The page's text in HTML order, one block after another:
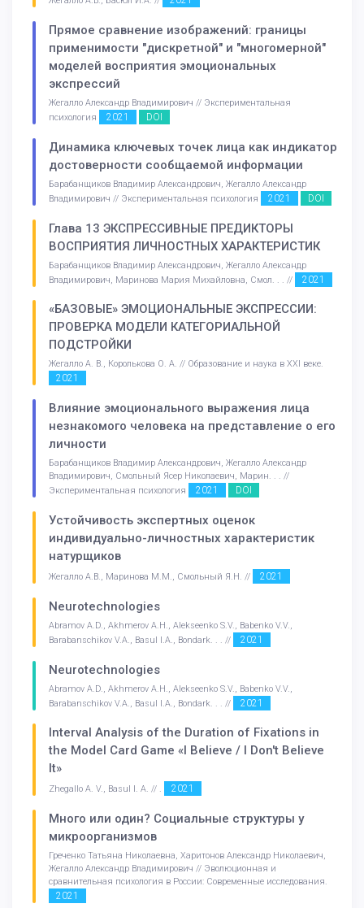
Прямое сравнение изображений: границы
применимости "дискретной" и "многомерной"
моделей восприятия эмоциональных
экспрессий
Жегалло Александр Владимирович // Экспериментальная
психология
2021 DOI
Динамика ключевых точек лица как индикатор
достоверности сообщаемой информации
Барабанщиков Владимир Александрович, Жегалло Александр
Владимирович // Экспериментальная психология
2021 DOI
Глава 13 ЭКСПРЕССИВНЫЕ ПРЕДИКТОРЫ
ВОСПРИЯТИЯ ЛИЧНОСТНЫХ ХАРАКТЕРИСТИК
Барабанщиков Владимир Александрович, Жегалло Александр
Владимирович, Маринова Мария Михайловна, Смол. . . //
2021
«БАЗОВЫЕ» ЭМОЦИОНАЛЬНЫЕ ЭКСПРЕССИИ:
ПРОВЕРКА МОДЕЛИ КАТЕГОРИАЛЬНОЙ
ПОДСТРОЙКИ
Жегалло А. В., Королькова О. А. // Образование и наука в ХХI веке.
2021
Влияние эмоционального выражения лица
незнакомого человека на представление о его
личности
Барабанщиков Владимир Александрович, Жегалло Александр
Владимирович, Смольный Ясер Николаевич, Марин. . . //
Экспериментальная психология
2021 DOI
Устойчивость экспертных оценок
индивидуально-личностных характеристик
натурщиков
Жегалло А.В., Маринова М.М., Смольный Я.Н. // 2021
Neurotechnologies
Abramov A.D., Akhmerov A.H., Alekseenko S.V., Babenko V.V.,
Barabanschikov V.A., Basul I.A., Bondark. . . //
2021
Neurotechnologies
Abramov A.D., Akhmerov A.H., Alekseenko S.V., Babenko V.V.,
Barabanschikov V.A., Basul I.A., Bondark. . . //
2021
Interval Analysis of the Duration of Fixations in
the Model Card Game «I Believe / I Don't Believe
It»
Zhegallo A. V., Basul I. A. // . 2021
Много или один? Социальные структуры у
микроорганизмов
Греченко Татьяна Николаевна, Харитонов Александр Николаевич,
Жегалло Александр Владимирович // Эволюционная и
сравнительная психология в России: Современные исследования.
2021